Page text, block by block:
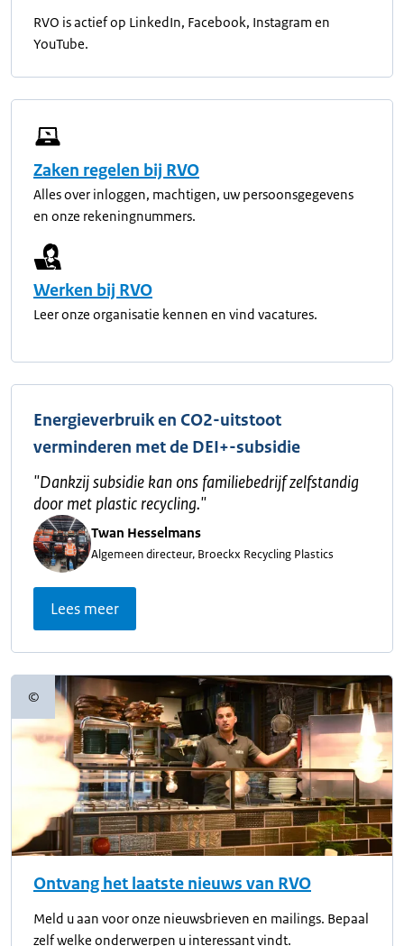
RVO is actief op LinkedIn, Facebook, Instagram en
YouTube.
Zaken regelen bij RVO
Alles over inloggen, machtigen, uw persoonsgegevens
en onze rekeningnummers.
Werken bij RVO
Leer onze organisatie kennen en vind vacatures.
Energieverbruik en CO2-uitstoot
verminderen met de DEI+-subsidie
"Dankzij subsidie kan ons familiebedrijf zelfstandig
door met plastic recycling."
Twan Hesselmans
Algemeen directeur, Broeckx Recycling Plastics
Lees meer
©Copyrightinformatie
Ontvang het laatste nieuws van RVO
Meld u aan voor onze nieuwsbrieven en mailings. Bepaal
zelf welke onderwerpen u interessant vindt.